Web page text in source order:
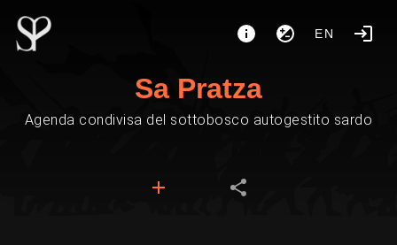
EN
Sa Pratza
Agenda condivisa del sottobosco autogestito sardo